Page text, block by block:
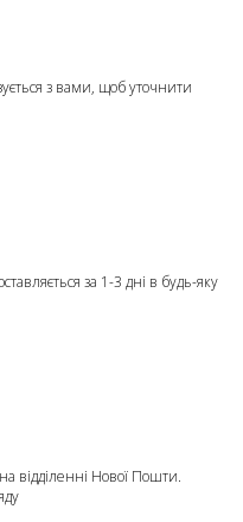
з вами, щоб уточнити
за 1-3 дні в будь-яку
відділенні Нової Пошти.